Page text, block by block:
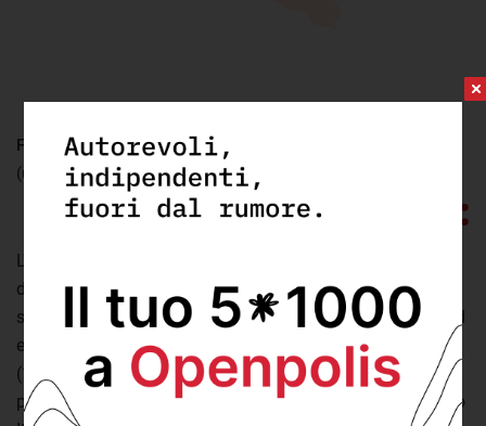
FONTE:elaborazione openpolis su dati Istat
(ultimo aggiornamento: lunedì 31 Dicembre 2018)
L'8,4% degli italiani nel corso del 2018 ha letto un libro
digitale. La diffusione più ampia, pari all'11% dei cittadini,
si trova nelle regioni del nord ovest, seguite dal 9% del nord
est. In particolare Piemonte (11,9%), Trentino-Alto Adige
(11,3%) e Lombardia (11%) sono le regioni con le
percentuali più alte. Lievemente inferiori le quote nel centro